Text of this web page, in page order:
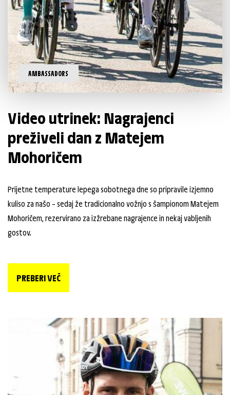
AMBASSADORS
Video utrinek: Nagrajenci
preživeli dan z Matejem
Mohoričem
Prijetne temperature lepega sobotnega dne so pripravile izjemno
kuliso za našo – sedaj že tradicionalno vožnjo s šampionom Matejem
Mohoričem, rezervirano za izžrebane nagrajence in nekaj vabljenih
gostov.
PREBERI VEČ